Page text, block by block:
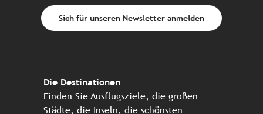
Sich für unseren Newsletter anmelden
Die Destinationen
Finden Sie Ausflugsziele, die großen
Städte, die Inseln, die schönsten